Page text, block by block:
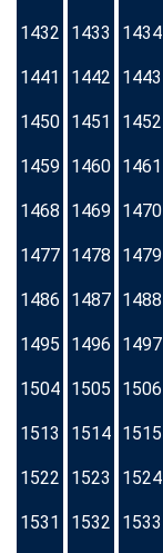
1432 1433 1434
1441 1442 1443
1450 1451 1452
1459 1460 1461
1468 1469 1470
1477 1478 1479
1486 1487 1488
1495 1496 1497
1504 1505 1506
1513 1514 1515
1522 1523 1524
1531 1532 1533